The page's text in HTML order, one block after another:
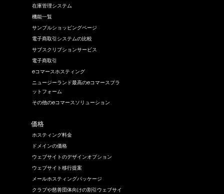
在庫管理システム
機能一覧
サンプルショッピングページ
電子商取引システムの比較
サブスクリプションサービス
電子商取引
eコマースホスティング
ニュージーランド最高のeコマースプラ
ットフォーム
その他のeコマースソリューション
価格
ホスティング料金
ドメインの価格
ウェブサイトのデザインオプション
ウェブサイト移行提案
メールホスティングパッケージ
クラブや慈善団体向けの割引ウェブサイ